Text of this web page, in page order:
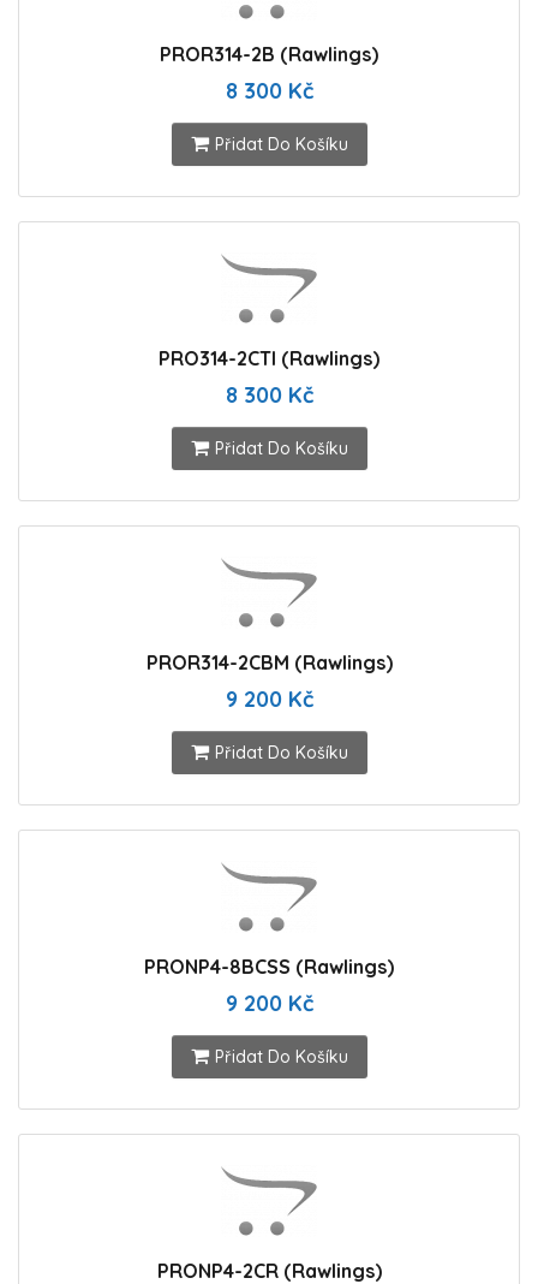
PROR314-2B (Rawlings)
8 300 Kč
Přidat Do Košíku
PRO314-2CTI (Rawlings)
8 300 Kč
Přidat Do Košíku
PROR314-2CBM (Rawlings)
9 200 Kč
Přidat Do Košíku
PRONP4-8BCSS (Rawlings)
9 200 Kč
Přidat Do Košíku
PRONP4-2CR (Rawlings)